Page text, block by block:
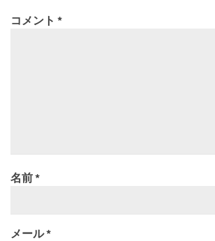
コメント *
名前*
メール*